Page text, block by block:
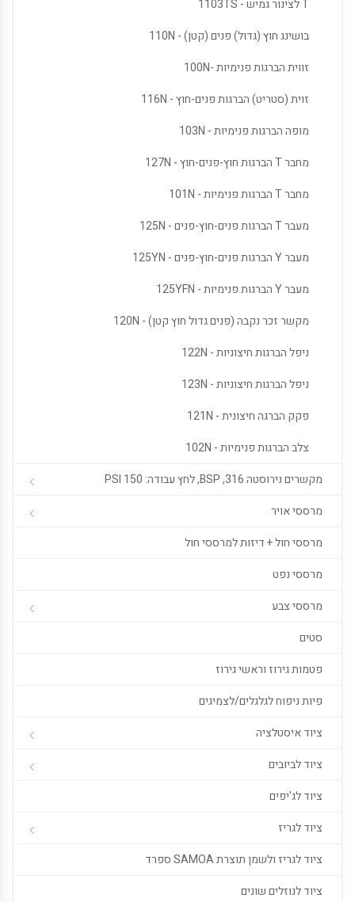
T לצינור גמיש - 1103TS
בושינג חוץ (גדול) פנים (קטן) - 110N
זווית הברגות פנימיות -100N
זוית (סטריט) הברגות פנים-חוץ - 116N
מופה הברגות פנימיות - 103N
מחבר T הברגות חוץ-פנים-חוץ - 127N
מחבר T הברגות פנימיות - 101N
מעבר T הברגות פנים-חוץ-פנים - 125N
מעבר Y הברגות פנים-חוץ-פנים - 125YN
מעבר Y הברגות פנימיות - 125YFN
מקשר זכר נקבה (פנים גדול חוץ קטן) - 120N
ניפל הברגות חיצוניות - 122N
ניפל הברגות חיצוניות - 123N
פקק הברגה חיצונית - 121N
צלב הברגות פנימיות - 102N
מקשרים נירוסטה 316, BSP, לחץ עבודה: 150 PSI
מרססי אויר
מרססי חול + דיזות למרססי חול
מרססי נפט
מרססי צבע
סטים
פטמות גירוז וראשי גירוז
פיות ניפוח לגלגלים/לצמיגים
ציוד איסטלציה
ציוד לביובים
ציוד לג'יפים
ציוד לגריז
ציוד לגריז ולשמן תוצרת SAMOA ספרד
ציוד לנוזלים שונים